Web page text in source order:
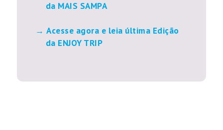
da MAIS SAMPA
Acesse agora e leia última Edição
da ENJOY TRIP